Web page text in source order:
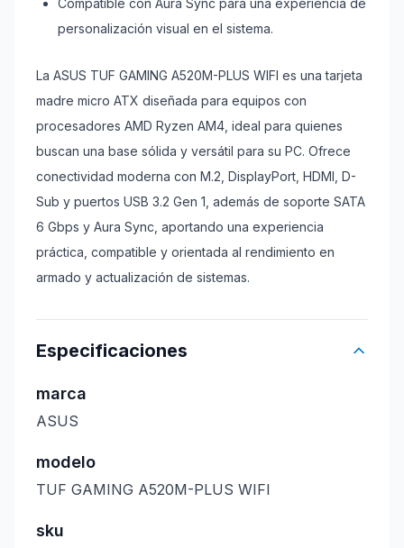
Compatible con Aura Sync para una experiencia de
personalización visual en el sistema.
La ASUS TUF GAMING A520M-PLUS WIFI es una tarjeta
madre micro ATX diseñada para equipos con
procesadores AMD Ryzen AM4, ideal para quienes
buscan una base sólida y versátil para su PC. Ofrece
conectividad moderna con M.2, DisplayPort, HDMI, D-
Sub y puertos USB 3.2 Gen 1, además de soporte SATA
6 Gbps y Aura Sync, aportando una experiencia
práctica, compatible y orientada al rendimiento en
armado y actualización de sistemas.
Especificaciones
marca
ASUS
modelo
TUF GAMING A520M-PLUS WIFI
sku